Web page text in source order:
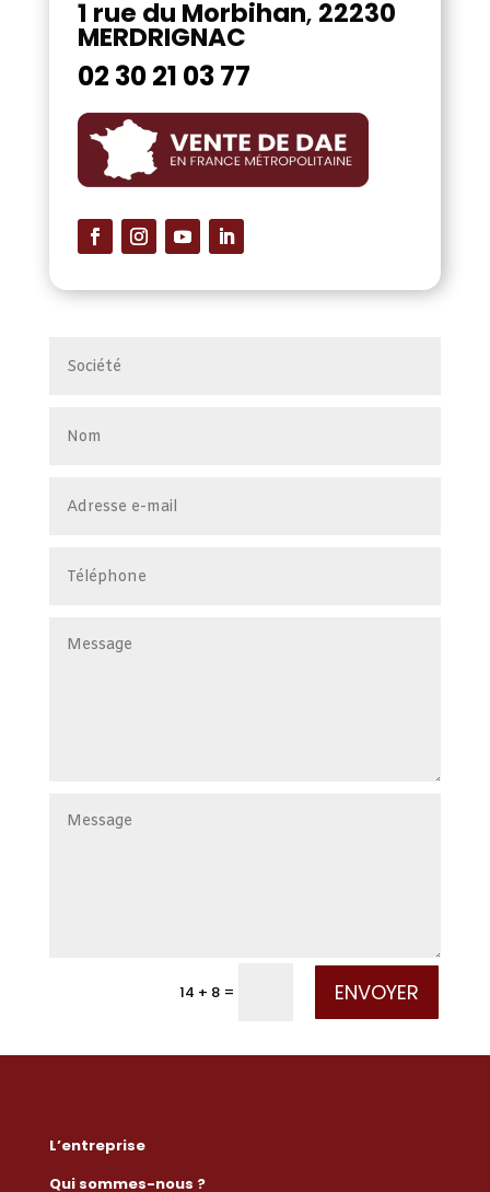
1 rue du Morbihan, 22230
MERDRIGNAC
02 30 21 03 77
14 + 8 = ENVOYER
L’entreprise
Qui sommes-nous ?